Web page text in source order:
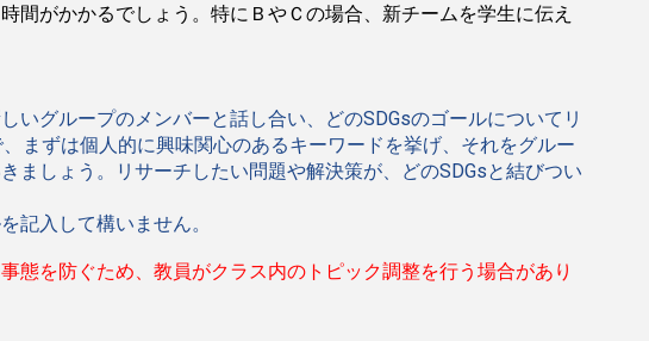
間がかかるでしょう。特にＢやＣの場合、新チームを学生に伝え
いグループのメンバーと話し合い、どのSDGsのゴールについてリ
まずは個人的に興味関心のあるキーワードを挙げ、それをグルー
ましょう。リサーチしたい問題や解決策が、どのSDGsと結びつい
記入して構いません。
態を防ぐため、教員がクラス内のトピック調整を行う場合があり